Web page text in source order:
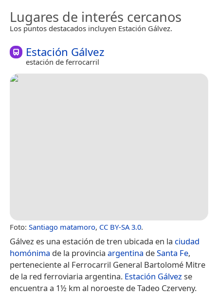
Lugares de interés cercanos
Los puntos destacados incluyen Estación Gálvez.
Estación Gálvez
estación de ferrocarril
Foto: Santiago matamoro, CC BY-SA 3.0.
Gálvez es una estación de tren ubicada en la ciudad
homónima de la provincia argentina deSanta Fe,
perteneciente al Ferrocarril General Bartolomé Mitre
de la red ferroviaria argentina. Estación Gálvezse
encuentra a 1½ km al noroeste de Tadeo Czerveny.